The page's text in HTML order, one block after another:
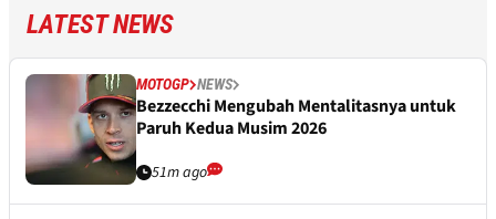
LATEST NEWS
MOTOGP NEWS
Bezzecchi Mengubah Mentalitasnya untuk
Paruh Kedua Musim 2026
51m ago